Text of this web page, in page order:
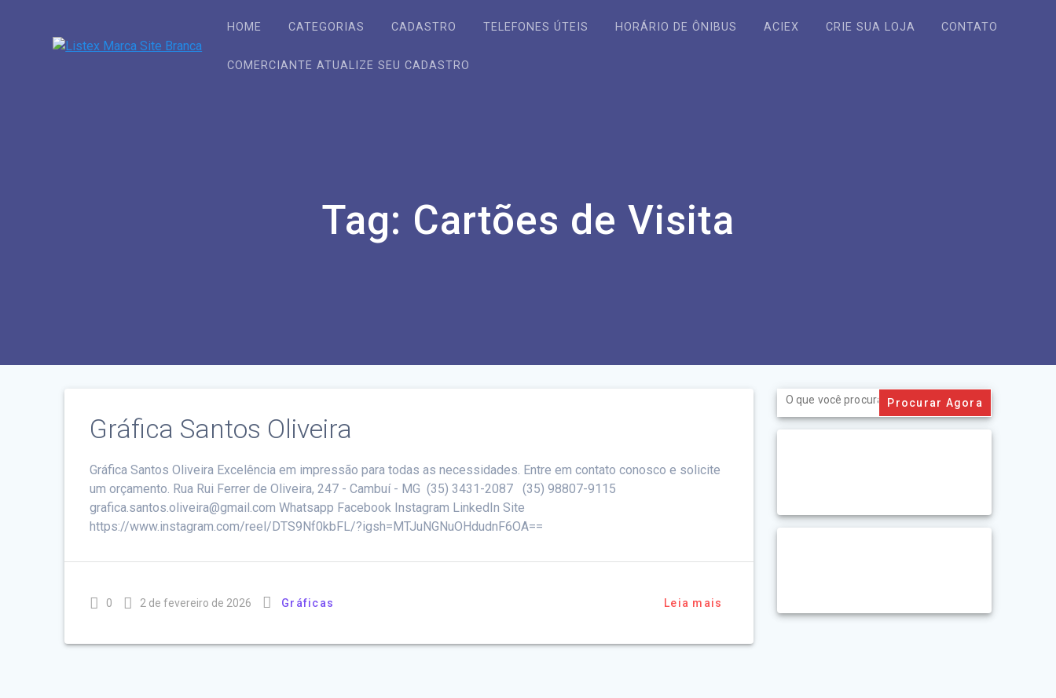
HOME CATEGORIAS CADASTRO TELEFONES ÚTEIS HORÁRIO DE ÔNIBUS ACIEX CRIE SUA LOJA CONTATO
COMERCIANTE ATUALIZE SEU CADASTRO
Tag: Cartões de Visita
Gráfica Santos Oliveira
Gráfica Santos Oliveira Excelência em impressão para todas as necessidades. Entre em contato conosco e solicite
um orçamento. Rua Rui Ferrer de Oliveira, 247 - Cambuí - MG (35) 3431-2087 (35) 98807-9115
grafica.santos.oliveira@gmail.com Whatsapp Facebook Instagram LinkedIn Site
https://www.instagram.com/reel/DTS9Nf0kbFL/?igsh=MTJuNGNuOHdudnF6OA==
0 2 de fevereiro de 2026 Gráficas Leia mais
Search
for: